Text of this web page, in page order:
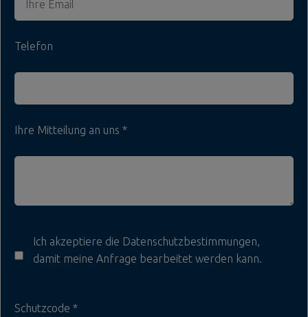
Telefon
Ihre Mitteilung an uns
Ich akzeptiere die Datenschutzbestimmungen,
damit meine Anfrage bearbeitet werden kann.
Schutzcode